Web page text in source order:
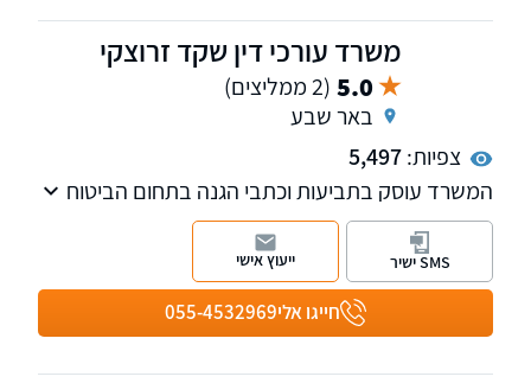
משרד עורכי דין שקד זרוצקי
5.0 (2 ממליצים)
באר שבע
צפיות:5,497
המשרד עוסק בתביעות וכתבי הגנה בתחום הביטוח
והנזיקין. תחום הנזיקין כולל רשלנות רפואית, נזקי
גוף, תביעות ביטוח לאומי נזקי רכוש ועוד.
חייגו אלי055-4532969
SMS ישיר ייעוץ אישי